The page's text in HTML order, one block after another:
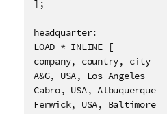
];
headquarter:
LOAD * INLINE [
company, country, city
A&G, USA, Los Angeles
Cabro, USA, Albuquerque
Fenwick, USA, Baltimore